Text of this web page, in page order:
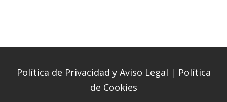
Política de Privacidad y Aviso Legal | Política
de Cookies